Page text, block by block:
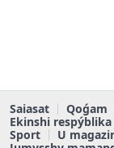
Saiasat Qoǵam
Ekinshi respýblika
Sport
U